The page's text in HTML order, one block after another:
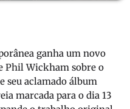
ganha um novo
Phil Wickham sobre o
seu aclamado álbum
marcada para o dia 13